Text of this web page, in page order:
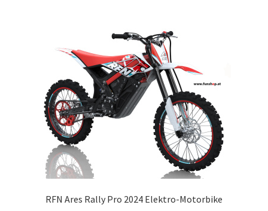
RFN Ares Rally Pro 2024 Elektro-Motorbike